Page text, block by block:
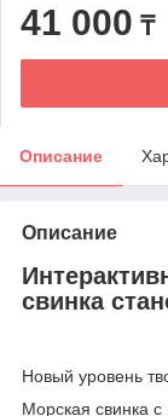
41 000 ₸
Описание
Описание
свинка
Новый уровень
Морская свинка с